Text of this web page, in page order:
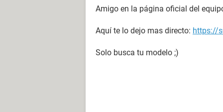
DMI
Amigo en la página oficial del
Aquí te lo dejo mas directo: https://
Solo busca tu modelo ;)